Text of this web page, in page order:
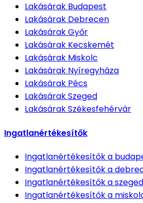
Lakásárak Budapest
Lakásárak Debrecen
LakásárakGyőr
Lakásárak Kecskemét
Lakásárak Miskolc
Lakásárak Nyíregyháza
Lakásárak Pécs
LakásárakSzeged
LakásárakSzékesfehérvár
Ingatlanértékesítők
Ingatlanértékesítőka
Ingatlanértékesítőka
Ingatlanértékesítőka
Ingatlanértékesítőka